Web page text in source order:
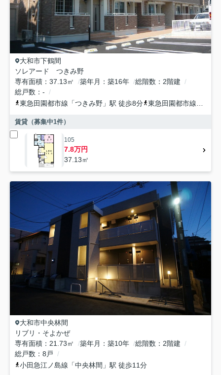
大和市下鶴間
ソレアード つきみ野
専有面積
37.13㎡ 築年月 築16年 総階数
2階建
総戸数
-
東急田園都市線 「つきみ野 」駅 徒歩8分 東急田園都市線
賃貸（募集中1件）
105
7.8万円
37.13㎡
大和市中央林間
リブリ・そよかぜ
専有面積
21.73㎡ 築年月 築10年 総階数
2階建
総戸数
8戸
小田急江ノ島線 「中央林間 」駅 徒歩11分